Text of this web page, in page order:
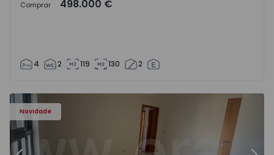
Comprar 498.000 €
4 2 119 130 2
Novidade
- 15
Apartamento T3 Sintra, Algueirão-Mem Martins -